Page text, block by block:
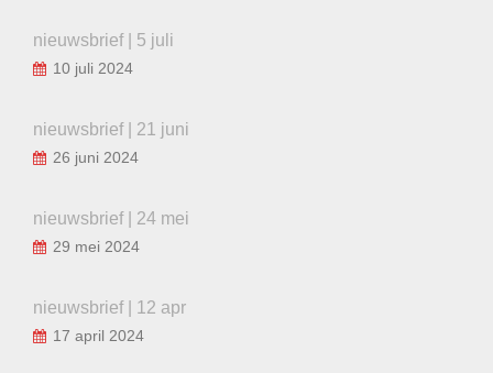
nieuwsbrief | 5 juli
10 juli 2024
nieuwsbrief | 21 juni
26 juni 2024
nieuwsbrief | 24 mei
29 mei 2024
nieuwsbrief | 12 apr
17 april 2024